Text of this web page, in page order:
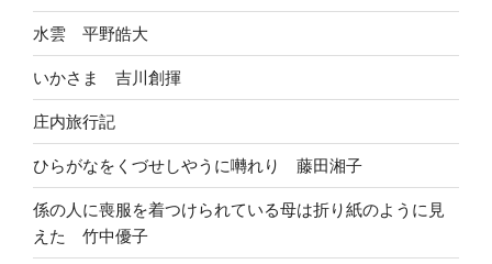
水雲 平野皓大
いかさま 吉川創揮
庄内旅行記
ひらがなをくづせしやうに囀れり 藤田湘子
係の人に喪服を着つけられている母は折り紙のように見
えた 竹中優子